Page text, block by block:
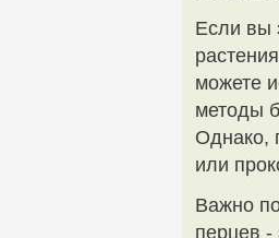
Если вы
можете
методы
Однако,
или
Важно
перцев -